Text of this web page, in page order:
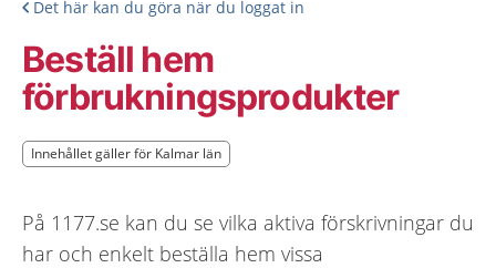
Det här kan du göra när du loggat in
Beställ hem
förbrukningsprodukter
Innehållet gäller för Kalmar län
Innehållet gäller för Kalmar län
På 1177.se kan du se vilka aktiva förskrivningar du
har och enkelt beställa hem vissa